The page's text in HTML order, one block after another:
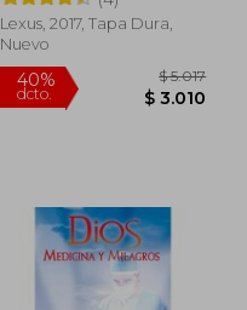
Lexus, 2017, Tapa Dura,
Nuevo